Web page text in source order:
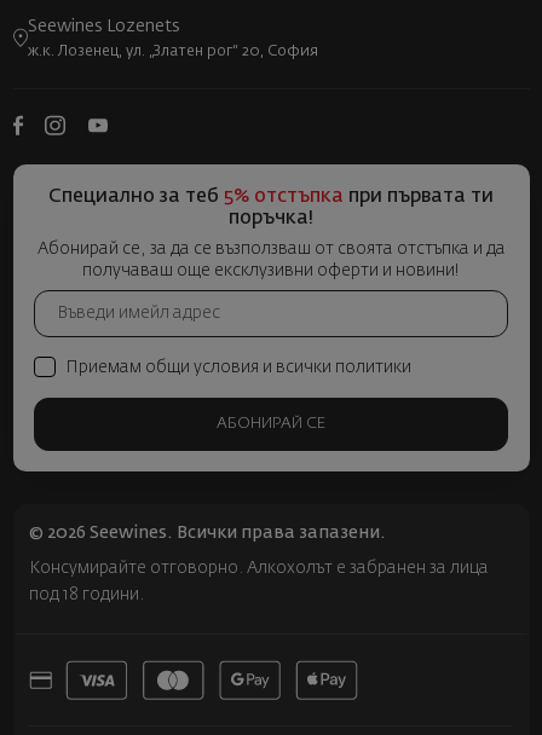
Seewines Lozenets
ж.к. Лозенец, ул. „Златен рог“ 20, София
Специално за теб 5% отстъпка при първата ти
поръчка!
Абонирай се, за да се възползваш от своята отстъпка и да
получаваш още ексклузивни оферти и новини!
Приемам общи условия и всички политики
АБОНИРАЙ СЕ
© 2026 Seewines. Всички права запазени.
Консумирайте отговорно. Алкохолът е забранен за лица
под 18 години.